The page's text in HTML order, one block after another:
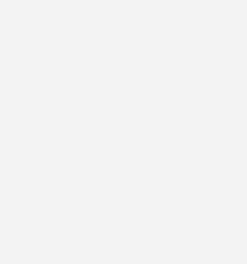
durch
anstehende
erarbeitet